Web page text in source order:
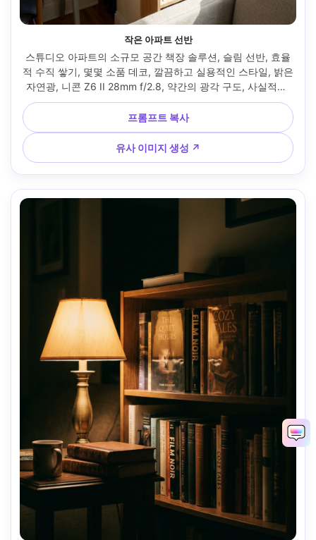
작은 아파트 선반
스튜디오 아파트의 소규모 공간 책장 솔루션, 슬림 선반, 효율
적 수직 쌓기, 몇몇 소품 데코, 깔끔하고 실용적인 스타일, 밝은
자연광, 니콘 Z6 II 28mm f/2.8, 약간의 광각 구도, 사실적인
방 깊이감, 톤이 정돈된 컬러 --ar 4:5
프롬프트 복사
유사 이미지 생성 ↗